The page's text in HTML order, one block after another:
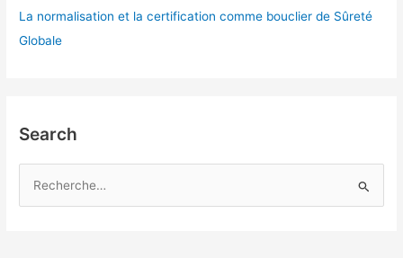
La normalisation et la certification comme bouclier de Sûreté
Globale
Search